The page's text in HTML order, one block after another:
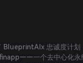
BlueprintAIx 忠诚度计划
一个去中心化永